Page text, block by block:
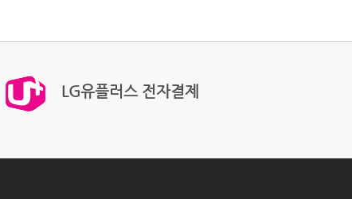
LG유플러스 전자결제